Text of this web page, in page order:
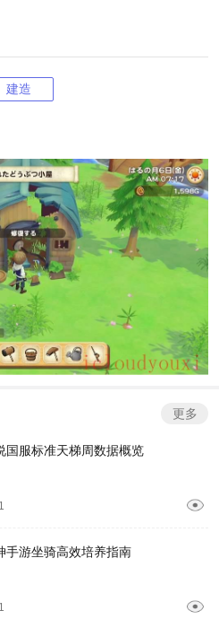
建造
更多
国服标准天梯周数据概览
手游坐骑高效培养指南